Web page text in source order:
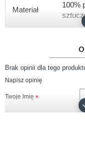
Materiał
100%
krótki,
Rozmiary 56, 62,
Kolor
Brak opinii dla tego
Napisz opinię
Twoje Imię
Twoja opinia